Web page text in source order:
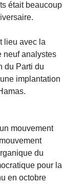
était beaucoup
lieu avec la
neuf analystes
du Parti du
implantation
mouvement
du
pour la
en octobre